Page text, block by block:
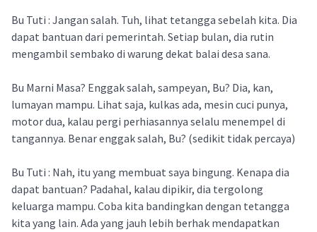
Bu Tuti : Jangan salah. Tuh, lihat tetangga sebelah kita. Dia
dapat bantuan dari pemerintah. Setiap bulan, dia rutin
mengambil sembako di warung dekat balai desa sana.
Bu Marni Masa? Enggak salah, sampeyan, Bu? Dia, kan,
lumayan mampu. Lihat saja, kulkas ada, mesin cuci punya,
motor dua, kalau pergi perhiasannya selalu menempel di
tangannya. Benar enggak salah, Bu? (sedikit tidak percaya)
Bu Tuti : Nah, itu yang membuat saya bingung. Kenapa dia
dapat bantuan? Padahal, kalau dipikir, dia tergolong
keluarga mampu. Coba kita bandingkan dengan tetangga
kita yang lain. Ada yang jauh lebih berhak mendapatkan